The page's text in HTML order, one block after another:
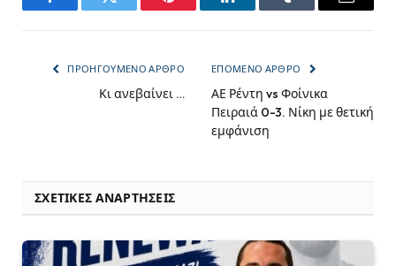
FacebookTwitter Pinterest LinkedInTumblr Email
ΠΡΟΗΓΟΎΜΕΝΟ ΆΡΘΡΟ
Κι ανεβαίνει …
ΕΠΌΜΕΝΟ ΆΡΘΡΟ
ΑΕ Ρέντη vs Φοίνικα
Πειραιά 0-3. Νίκη με θετική
εμφάνιση
ΣΧΕΤΙΚΈΣ ΑΝΑΡΤΉΣΕΙΣ